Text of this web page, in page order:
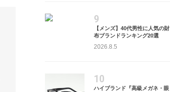
9
【メンズ】40代男性に人気の財
布ブランドランキング20選
2026.8.5
10
ハイブランド『高級メガネ・眼